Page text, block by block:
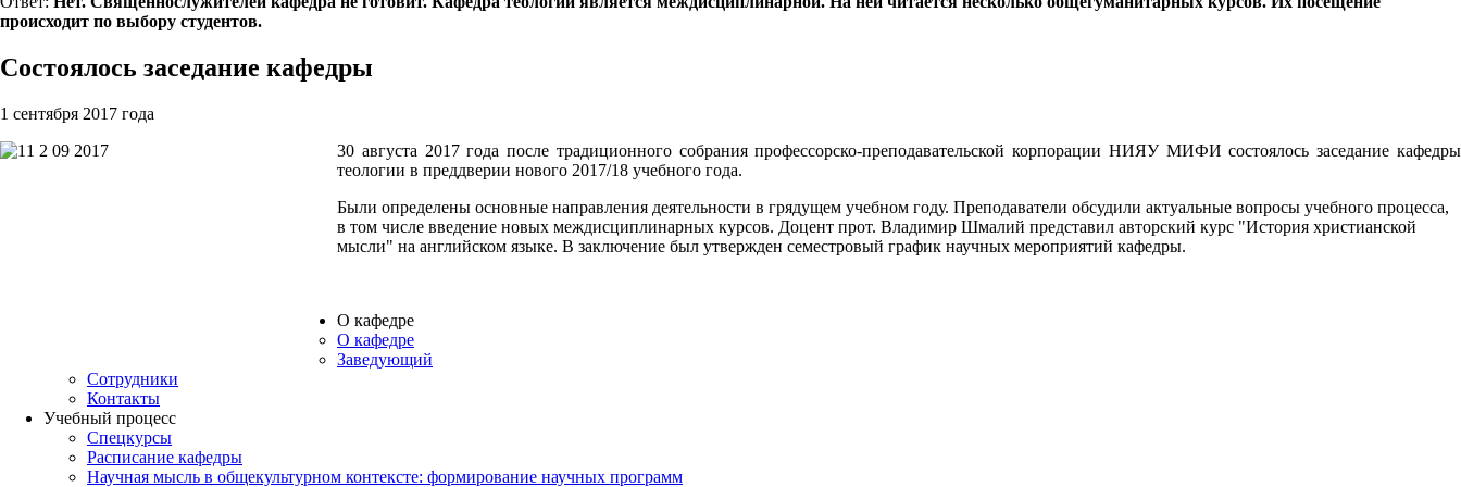
происходит по выбору студентов.
Состоялось заседание кафедры
1 сентября 2017 года
30 августа 2017 года после традиционного собрания профессорско-преподавательской корпорации НИЯУ МИФИ состоялось заседание кафедры
теологии в преддверии нового 2017/18 учебного года.
Были определены основные направления деятельности в грядущем учебном году. Преподаватели обсудили актуальные вопросы учебного процесса,
в том числе введение новых междисциплинарных курсов. Доцент прот. Владимир Шмалий представил авторский курс "История христианской
мысли" на английском языке. В заключение был утвержден семестровый график научных мероприятий кафедры.
О кафедре
О кафедре
Заведующий
Сотрудники
Контакты
Учебный процесс
Спецкурсы
Расписание кафедры
Научная мысль в общекультурном контексте: формирование научных программ